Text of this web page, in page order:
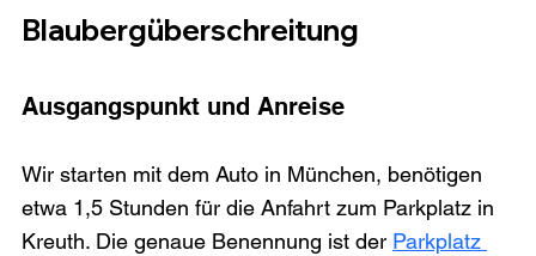
Blaubergüberschreitung
Ausgangspunkt und Anreise
Wir starten mit dem Auto in München, benötigen
etwa 1,5 Stunden für die Anfahrt zum Parkplatz in
Kreuth. Die genaue Benennung ist der Parkplatz